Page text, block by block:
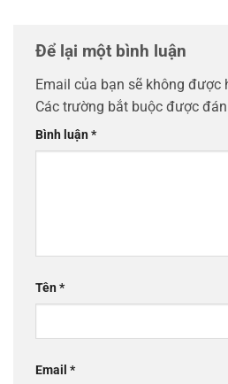
Để lại một bình luận
Email của bạn sẽ không được
Các trường bắt buộc được
Bình luận*
Tên*
Email *